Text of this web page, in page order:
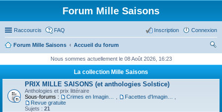
Forum Mille Saisons
Raccourcis FAQ Connexion
Inscription
Forum Mille Saisons
Accueil du forum
ch
Nous sommes actuellement le 08 Août 2026, 16:23
La collection Mille Saisons
PRIX MILLE SAISONS (et anthologies Solstice)
Anthologies et prix littéraire
Sous-forums :
Revue gratuite
Sujets : 21